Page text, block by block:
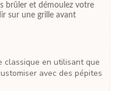
brûler et démoulez votre
sur une grille avant
avec des pépites